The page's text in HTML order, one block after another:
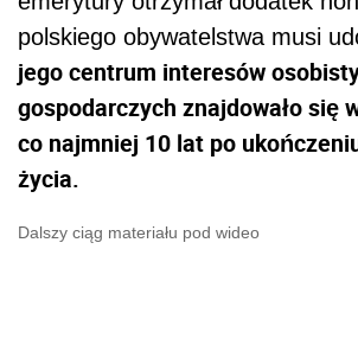
polskiego obywatelstwa musi
jego centrum interesów
gospodarczych znajdowało się
co najmniej 10 lat po
życia.
Dalszy ciąg materiału pod wideo